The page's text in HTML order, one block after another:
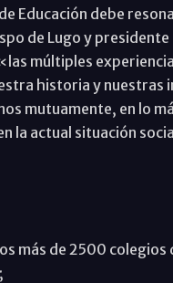
Educación debe
de Lugo y presidente
múltiples
historia y nuestras
mutuamente, en lo
la actual situación
más de 2500